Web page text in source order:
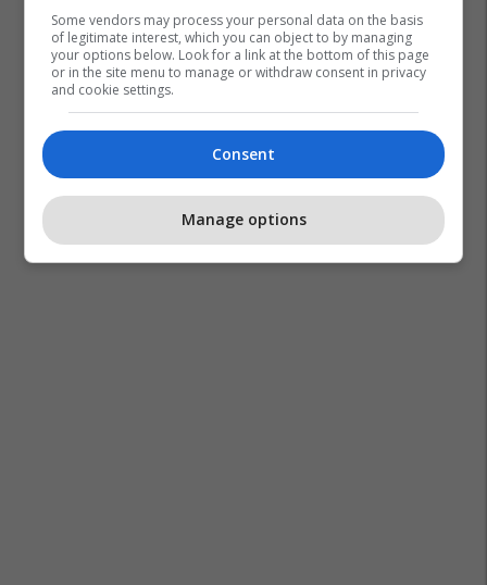
Some vendors may process your personal data on the basis
of legitimate interest, which you can object to by managing
your options below. Look for a link at the bottom of this page
or in the site menu to manage or withdraw consent in privacy
and cookie settings.
Consent
Manage options